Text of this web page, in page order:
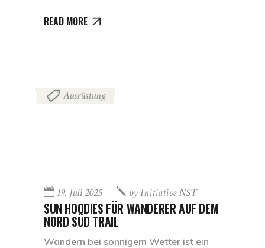
READ MORE
Ausrüstung
19. Juli 2025 byInitiative NST
SUN HOODIES FÜR WANDERER AUF DEM
NORD SÜD TRAIL
Wandern bei sonnigem Wetter ist ein